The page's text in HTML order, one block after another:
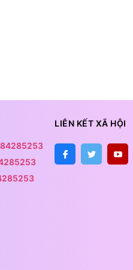
LIÊN KẾT XÃ HỘI